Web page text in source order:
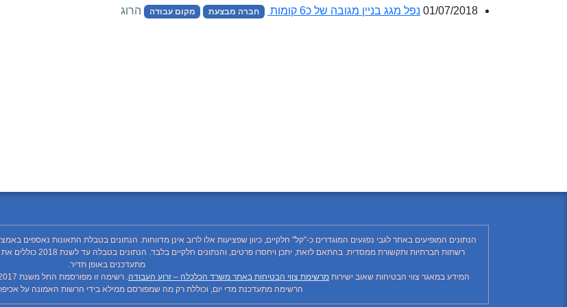
01/07/2018 נפל מגג בניין מגובה של כ6 קומות חברה מבצעת מקום עבודה הרוג
הנתונים המופיעים באתר לגבי נפגעים המוגדרים כ-"קל" חלקיים, כיוון שפציעות אלו לרוב אינן מדווחות. הנתונים בטבלת התאונות נאספים
מתעדכנים באופן תדיר.
המידע במאגר צווי הבטיחות שאוב ישירות מרשימת צווי הבטיחות באתר משרד הכלכלה – זרוע העבודה. רשימה זו מפורסמת החל משנת 2017, בעקבות
הרשימה מתעדכנת מדי יום, וכוללת רק מה שמפורסם ממילא בידי הרשות האמונה על